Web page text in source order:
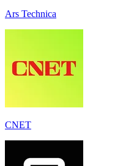
Ars Technica
CNET